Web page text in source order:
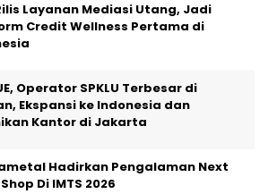
Layanan Mediasi Utang, Jadi
Credit Wellness Pertama di
Operator SPKLU Terbesar di
Ekspansi ke Indonesia dan
Kantor di Jakarta
Hadirkan Pengalaman Next
Di IMTS 2026